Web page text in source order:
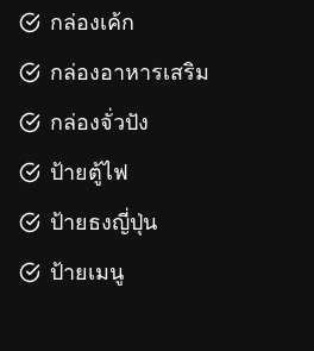
กล่องเค้ก
กล่องอาหารเสริม
กล่องจั่วปัง
ป้ายตู้ไฟ
ป้ายธงญี่ปุ่น
ป้ายเมนู